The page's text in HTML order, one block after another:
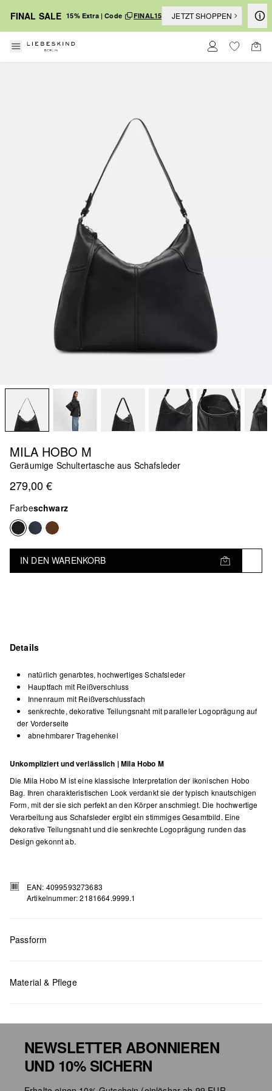
FINAL SALE 15% Extra | Code FINAL15 JETZT SHOPPEN
MILA HOBO M
Geräumige Schultertasche aus Schafsleder
279,00 €
Farbeschwarz
IN DEN WARENKORB
Details
natürlich genarbtes, hochwertiges Schafsleder
Hauptfach mit Reißverschluss
Innenraum mit Reißverschlussfach
senkrechte, dekorative Teilungsnaht mit paralleler Logoprägung auf
der Vorderseite
abnehmbarer Tragehenkel
Unkompliziert und verlässlich | Mila Hobo M
Die Mila Hobo M ist eine klassische Interpretation der ikonischen Hobo
Bag. Ihren charakteristischen Look verdankt sie der typisch knautschigen
Form, mit der sie sich perfekt an den Körper anschmiegt. Die hochwertige
Verarbeitung aus Schafsleder ergibt ein stimmiges Gesamtbild. Eine
dekorative Teilungsnaht und die senkrechte Logoprägung runden das
Design gekonnt ab.
EAN: 4099593273683
Artikelnummer: 2181664.9999.1
Passform
H x B x T (cm): 27,5 x 34,2 x 12
Material & Pflege
NEWSLETTER ABONNIEREN
UND 10% SICHERN